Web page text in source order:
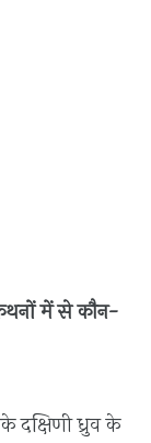
मेंसेकौन-
दक्षिणीध्रुवके